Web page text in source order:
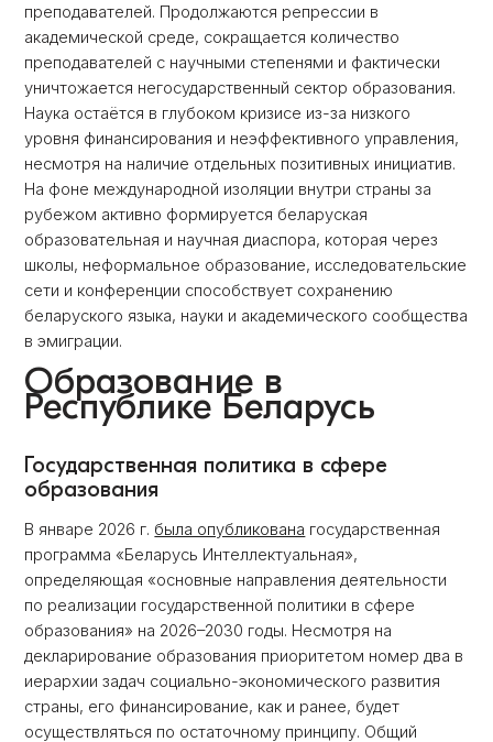
преподавателей. Продолжаются репрессии в
академической среде, сокращается количество
преподавателей с научными степенями и фактически
уничтожается негосударственный сектор образования.
Наука остаётся в глубоком кризисе из-за низкого
уровня финансирования и неэффективного управления,
несмотря на наличие отдельных позитивных инициатив.
На фоне международной изоляции внутри страны за
рубежом активно формируется беларуская
образовательная и научная диаспора, которая через
школы, неформальное образование, исследовательские
сети и конференции способствует сохранению
беларуского языка, науки и академического сообщества
в эмиграции.
Образование в
Республике Беларусь
Государственная политика в сфере
образования
В январе 2026 г. была опубликована государственная
программа «Беларусь Интеллектуальная»,
определяющая «основные направления деятельности
по реализации государственной политики в сфере
образования» на 2026–2030 годы. Несмотря на
декларирование образования приоритетом номер два в
иерархии задач социально-экономического развития
страны, его финансирование, как и ранее, будет
осуществляться по остаточному принципу. Общий